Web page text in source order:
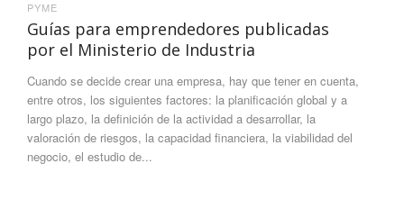
PYME
Guías para emprendedores publicadas
por el Ministerio de Industria
Cuando se decide crear una empresa, hay que tener en cuenta,
entre otros, los siguientes factores: la planificación global y a
largo plazo, la definición de la actividad a desarrollar, la
valoración de riesgos, la capacidad financiera, la viabilidad del
negocio, el estudio de...